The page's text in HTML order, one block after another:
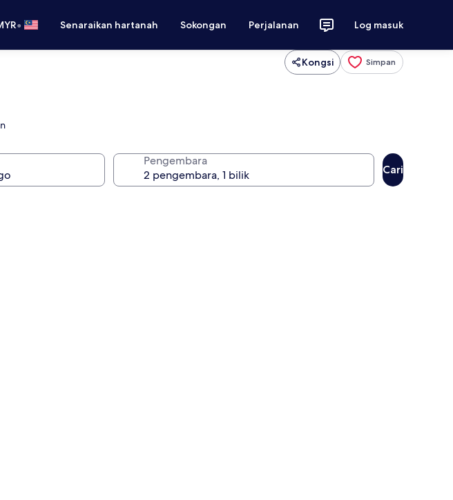
• Senaraikan hartanah Sokongan Perjalanan Log masuk
Kongsi Simpan
Pengembara
Cari